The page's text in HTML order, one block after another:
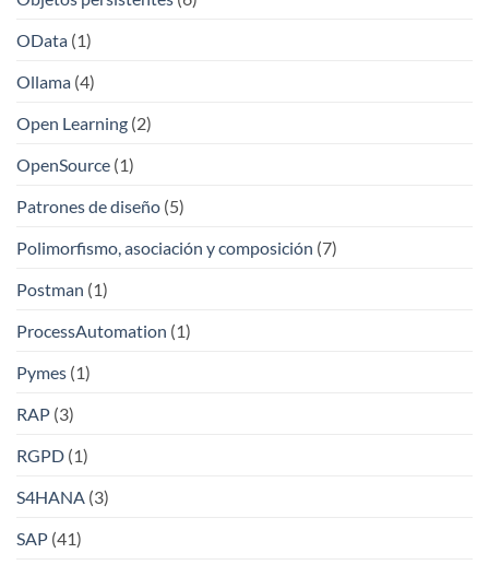
OData (1)
Ollama (4)
Open Learning (2)
OpenSource (1)
Patrones de diseño (5)
Polimorfismo, asociación y composición (7)
Postman (1)
ProcessAutomation (1)
Pymes (1)
RAP (3)
RGPD (1)
S4HANA (3)
SAP (41)